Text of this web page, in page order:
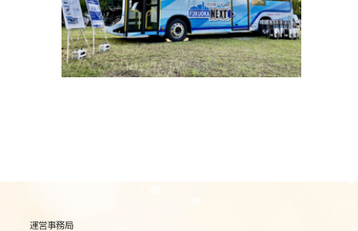
運営事務局